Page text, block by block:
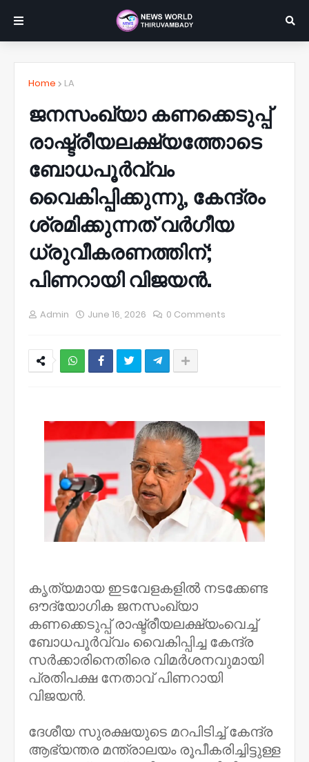
Home LA
ജനസംഖ്യാ കണക്കെടുപ്പ്
രാഷ്ട്രീയലക്ഷ്യത്തോടെ
ബോധപൂർവ്വം
വൈകിപ്പിക്കുന്നു, കേന്ദ്രം
ശ്രമിക്കുന്നത് വർഗീയ
ധ്രുവീകരണത്തിന്;
പിണറായി വിജയൻ.
Admin June 16, 2026 0 Comments
കൃത്യമായ ഇടവേളകളിൽ നടക്കേണ്ട
ഔദ്യോഗിക ജനസംഖ്യാ
കണക്കെടുപ്പ് രാഷ്ട്രീയലക്ഷ്യംവെച്ച്
ബോധപൂർവ്വം വൈകിപ്പിച്ച കേന്ദ്ര
സർക്കാരിനെതിരെ വിമർശനവുമായി
പ്രതിപക്ഷ നേതാവ് പിണറായി
വിജയൻ.
ദേശീയ സുരക്ഷയുടെ മറപിടിച്ച് കേന്ദ്ര
ആഭ്യന്തര മന്ത്രാലയം രൂപീകരിച്ചിട്ടുള്ള